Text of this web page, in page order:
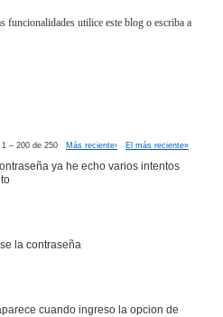
funcionalidades utilice este blog o escriba a
1 – 200 de 250 Más reciente› El más reciente»
ya he echo varios intentos
la contraseña
cuando ingreso la opcion de